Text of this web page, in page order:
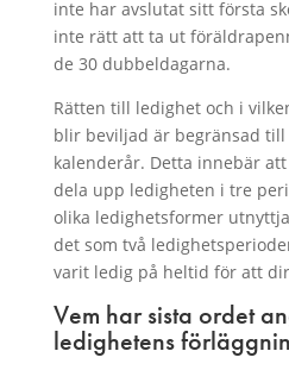
inte har avslutat sitt första
inte rätt att ta ut
de 30 dubbeldagarna.
Rätten till ledighet och i
blir beviljad är begränsad
kalenderår. Detta innebär
dela upp ledigheten i tre
olika ledighetsformer
det som två
varit ledig på heltid för att
Vem har sista ordet
ledighetens